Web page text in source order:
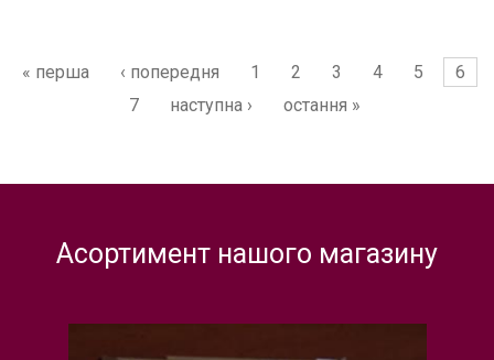
« перша ‹ попередня 1 2 3 4 5
6
7
наступна › остання »
Асортимент нашого магазину